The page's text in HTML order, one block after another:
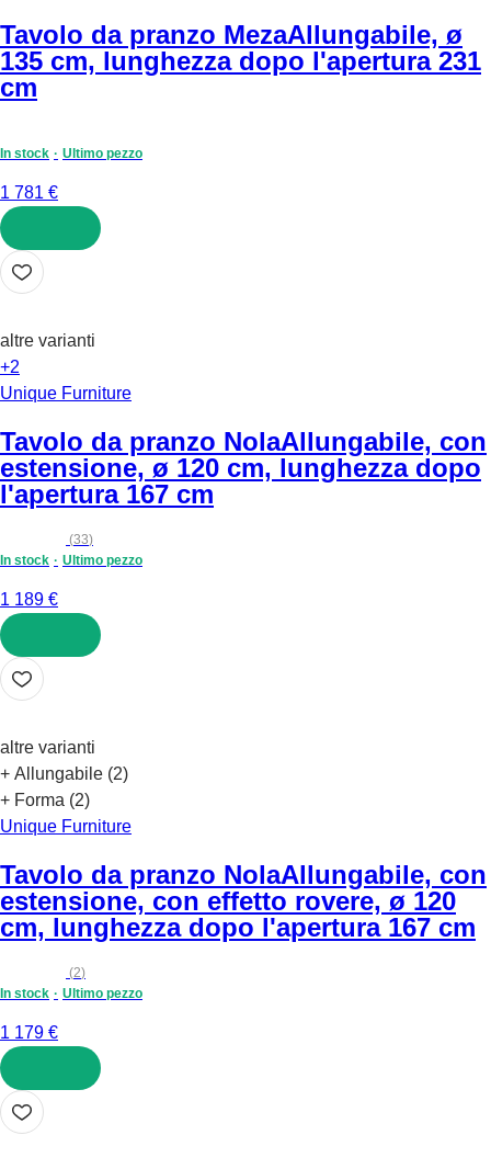
Tavolo da pranzo MezaAllungabile, ø
135 cm, lunghezza dopo l'apertura 231
cm
In stock Ultimo pezzo
1 781 €
AGGIUNGI
altre varianti
+2
Unique Furniture
Tavolo da pranzo NolaAllungabile, con
estensione, ø 120 cm, lunghezza dopo
l'apertura 167 cm
(33)
In stock
Ultimo pezzo
1 189 €
AGGIUNGI
altre varianti
+ Allungabile (2)
+ Forma (2)
Unique Furniture
Tavolo da pranzo NolaAllungabile, con
estensione, con effetto rovere, ø 120
cm, lunghezza dopo l'apertura 167 cm
(2)
In stock
Ultimo pezzo
1 179 €
AGGIUNGI